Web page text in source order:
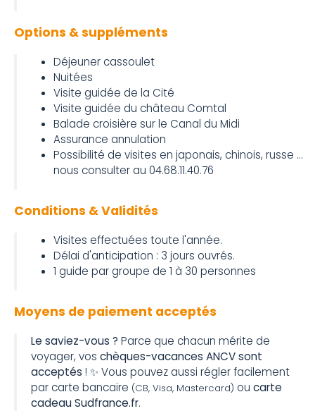
Options & suppléments
Déjeuner cassoulet
Nuitées
Visite guidée de la Cité
Visite guidée du château Comtal
Balade croisière sur le Canal du Midi
Assurance annulation
Possibilité de visites en japonais, chinois, russe …
nous consulter au 04.68.11.40.76
Conditions & Validités
Visites effectuées toute l'année.
Délai d'anticipation : 3 jours ouvrés.
1 guide par groupe de 1 à 30 personnes
Moyens de paiement acceptés
Le saviez-vous ? Parce que chacun mérite de
voyager, voschèques-vacances ANCV sont
acceptés ! ✨ Vous pouvez aussi régler facilement
par carte bancaire (CB, Visa, Mastercard) oucarte
cadeau Sudfrance.fr.